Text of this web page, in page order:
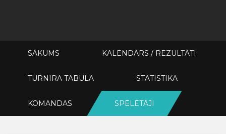
SĀKUMS KALENDĀRS / REZULTĀTI
TURNĪRA TABULA STATISTIKA
KOMANDAS SPĒLĒTĀJI